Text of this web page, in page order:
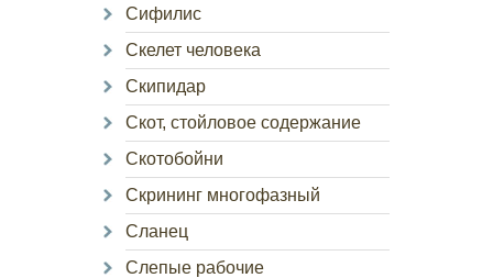
Сифилис
Скелет человека
Скипидар
Скот, стойловое содержание
Скотобойни
Скрининг многофазный
Сланец
Слепые рабочие